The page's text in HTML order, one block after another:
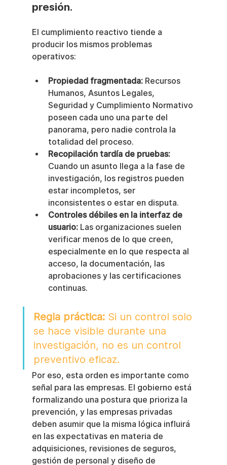
presión.
El cumplimiento reactivo tiende a
producir los mismos problemas
operativos:
Propiedad fragmentada: Recursos
Humanos, Asuntos Legales,
Seguridad y Cumplimiento Normativo
poseen cada uno una parte del
panorama, pero nadie controla la
totalidad del proceso.
Recopilación tardía de pruebas:
Cuando un asunto llega a la fase de
investigación, los registros pueden
estar incompletos, ser
inconsistentes o estar en disputa.
Controles débiles en la interfaz de
usuario: Las organizaciones suelen
verificar menos de lo que creen,
especialmente en lo que respecta al
acceso, la documentación, las
aprobaciones y las certificaciones
continuas.
Regla práctica: Si un control solo
se hace visible durante una
investigación, no es un control
preventivo eficaz.
Por eso, esta orden es importante como
señal para las empresas. El gobierno está
formalizando una postura que prioriza la
prevención, y las empresas privadas
deben asumir que la misma lógica influirá
en las expectativas en materia de
adquisiciones, revisiones de seguros,
gestión de personal y diseño de